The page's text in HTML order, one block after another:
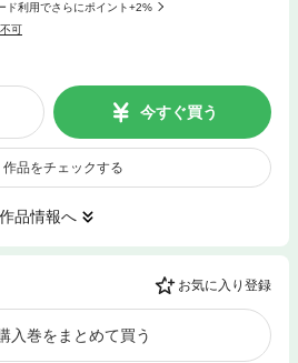
ド利用でさらにポイント+2%
可
今すぐ買う
作品をチェックする
作品情報へ
お気に入り登録
入巻をまとめて買う